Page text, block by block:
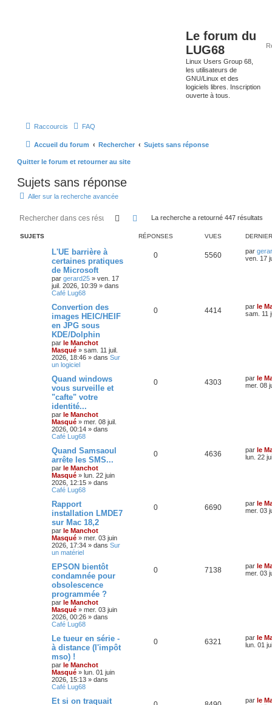
Le forum du
LUG68
Linux Users Group 68,
les utilisateurs de
GNU/Linux et des
logiciels libres. Inscription
ouverte à tous.
Raccourcis FAQ
Accueil du forum Rechercher Sujets sans réponse
Quitter le forum et retourner au site
Sujets sans réponse
Aller sur la recherche avancée
RechercherRecherche avancée
La recherche a retourné 447 résultats
SUJETS RÉPONSES VUES
L'UE barrière à
certaines pratiques
de Microsoft
par gerard25 » ven. 17
juil. 2026, 10:39 » dans
Café Lug68
0 5560 par
ven. 17
Convertion des
images HEIC/HEIF
en JPG sous
KDE/Dolphin
par le Manchot
Masqué » sam. 11 juil.
2026, 18:46 » dans Sur
un logiciel
0 4414 par le
sam. 11
Quand windows
vous surveille et
"cafte" votre
identité...
par le Manchot
Masqué » mer. 08 juil.
2026, 00:14 » dans
Café Lug68
0 4303 par le
mer. 08
Quand Samsaoul
arrête les SMS...
par le Manchot
Masqué » lun. 22 juin
2026, 12:15 » dans
Café Lug68
0 4636 par le
lun. 22
Rapport
installation LMDE7
sur Mac 18,2
par le Manchot
Masqué » mer. 03 juin
2026, 17:34 » dans Sur
un matériel
0 6690 par le
mer. 03
EPSON bientôt
condamnée pour
obsolescence
programmée ?
par le Manchot
Masqué » mer. 03 juin
2026, 00:26 » dans
Café Lug68
0 7138 par le
mer. 03
Le tueur en série -
à distance (l'impôt
mso) !
par le Manchot
Masqué » lun. 01 juin
2026, 15:13 » dans
Café Lug68
0 6321 par le
lun. 01
Et si on traquait
par le